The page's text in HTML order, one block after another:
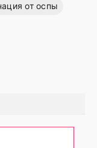
от оспы